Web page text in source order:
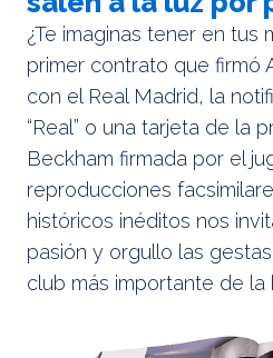
¿Te imaginas tener en tus
primer contrato que firmó
con el Real Madrid, la
“Real” o una tarjeta de la
Beckham firmada por el
reproducciones
históricos inéditos nos
pasión y orgullo las
club más importante de la